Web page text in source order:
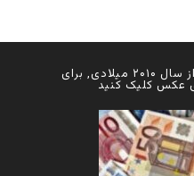
قابل اعتماد ترین نرخ ارز آزاد از سال ۲۰۱۰ میلادی, برای
عکس کلیک کنید